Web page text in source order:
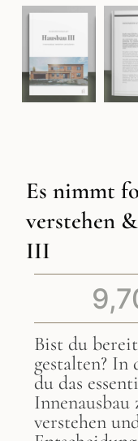
Es nimmt
verstehen
III
Bist du
gestalten? In
du das
Innenausbau
verstehen